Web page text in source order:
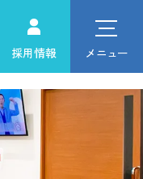
採用情報 メニュー